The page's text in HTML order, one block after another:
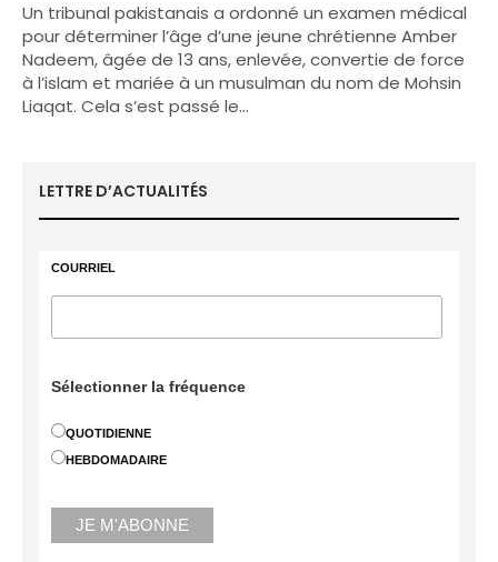
Un tribunal pakistanais a ordonné un examen médical
pour déterminer l’âge d’une jeune chrétienne Amber
Nadeem, âgée de 13 ans, enlevée, convertie de force
à l’islam et mariée à un musulman du nom de Mohsin
Liaqat. Cela s’est passé le…
LETTRE D’ACTUALITÉS
COURRIEL
Sélectionner la fréquence
QUOTIDIENNE
HEBDOMADAIRE